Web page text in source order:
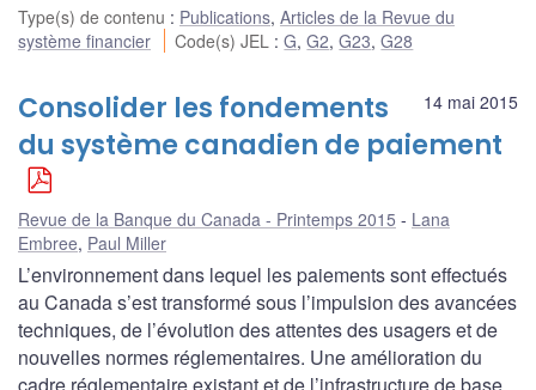
Type(s) de contenu : Publications, Articles de la Revue du
système financier
Code(s) JEL :G,G2,G23,G28
14 mai 2015
Consolider les fondements
du système canadien de paiement
Revue de la Banque du Canada - Printemps 2015
Lana
Embree, Paul Miller
L’environnement dans lequel les paiements sont effectués
au Canada s’est transformé sous l’impulsion des avancées
techniques, de l’évolution des attentes des usagers et de
nouvelles normes réglementaires. Une amélioration du
cadre réglementaire existant et de l’infrastructure de base